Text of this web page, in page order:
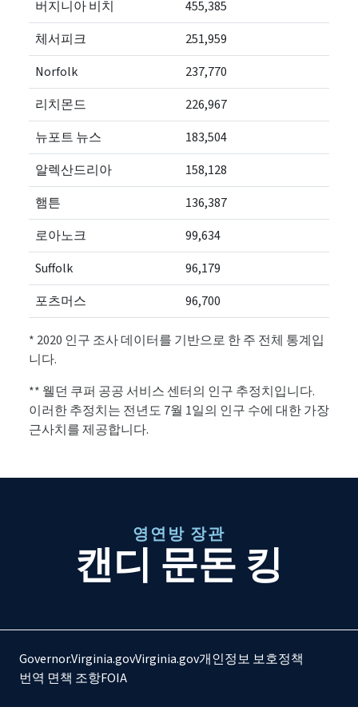
버지니아 비치
455,385
체서피크
251,959
Norfolk
237,770
리치몬드
226,967
뉴포트 뉴스
183,504
알렉산드리아
158,128
햄튼
136,387
로아노크
99,634
Suffolk
96,179
포츠머스
96,700
* 2020 인구 조사 데이터를 기반으로 한 주 전체 통계입
니다.
** 웰던 쿠퍼 공공 서비스 센터의 인구 추정치입니다.
이러한 추정치는 전년도 7월 1일의 인구 수에 대한 가장
근사치를 제공합니다.
영연방 장관
캔디 문돈 킹
Governor.Virginia.govVirginia.gov개인정보 보호정책
번역 면책 조항FOIA